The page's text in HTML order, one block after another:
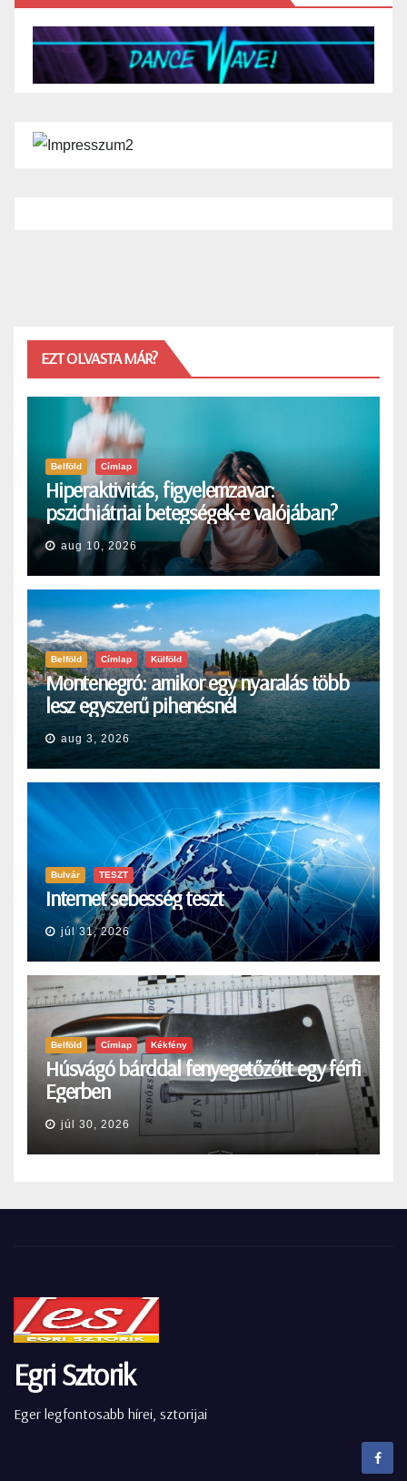
EZT OLVASTA MÁR?
Belföld Címlap
Hiperaktivitás, figyelemzavar:
pszichiátriai betegségek-e valójában?
aug 10, 2026
Belföld Címlap Külföld
Montenegró: amikor egy nyaralás több
lesz egyszerű pihenésnél
aug 3, 2026
Bulvár TESZT
Internet sebesség teszt
júl 31, 2026
Belföld Címlap Kékfény
Húsvágó bárddal fenyegetőzőtt egy férfi
Egerben
júl 30, 2026
Egri Sztorik
Eger legfontosabb hírei, sztorijai